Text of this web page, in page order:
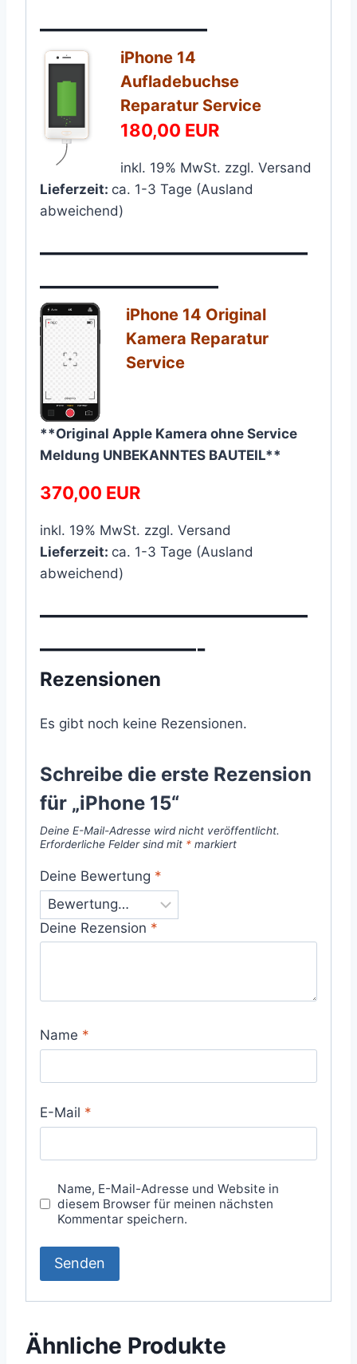
———————–
iPhone 14
Aufladebuchse
Reparatur Service
180,00 EUR
inkl. 19% MwSt. zzgl. Versand
Lieferzeit: ca. 1-3 Tage (Ausland
abweichend)
————————————
————————
iPhone 14 Original
Kamera Reparatur
Service
**Original Apple Kamera ohne Service
Meldung UNBEKANNTES BAUTEIL**
370,00 EUR
inkl. 19% MwSt. zzgl. Versand
Lieferzeit: ca. 1-3 Tage (Ausland
abweichend)
————————————
———————-
Rezensionen
Es gibt noch keine Rezensionen.
Schreibe die erste Rezension
für „iPhone 15“
Deine E-Mail-Adresse wird nicht veröffentlicht.
Erforderliche Felder sind mit * markiert
Deine Bewertung *
Deine Rezension *
Name *
E-Mail *
Name, E-Mail-Adresse und Website in
diesem Browser für meinen nächsten
Kommentar speichern.
Ähnliche Produkte